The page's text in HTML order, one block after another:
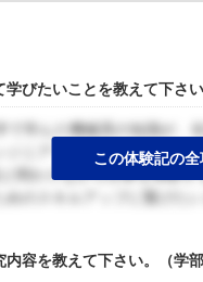
びたいことを教えて下さ
で学んだ機械系の知識が
ジニアリング職に興味があ
関わりながら仕事を体験
のスキルアップに繋げた
この体験記の
容を教えて下さい。（学